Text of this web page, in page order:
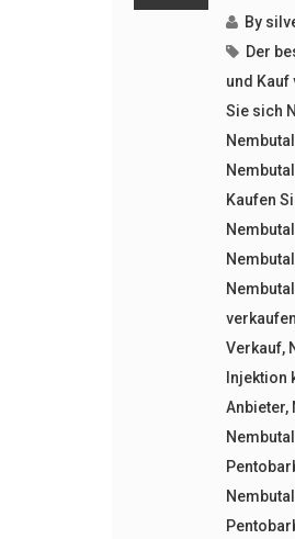
By
Der
und Kauf
Sie sich
Nembutal
Kaufen
verkaufen
Verkauf,
Injektion
Anbieter,